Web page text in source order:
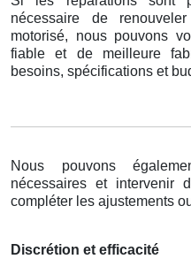
nécessaire de
motorisé, nous pouvons
fiable et de meilleure
besoins, spécifications et
Nous pouvons
nécessaires et intervenir
compléter les ajustements
Discrétion et efficacité